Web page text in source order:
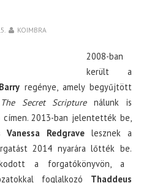
KOIMBRA
2008-ban
került a
regénye, amely begyűjtött
The Secret Scripturenálunk is
2013-ban jelentették be,
Vanessa Redgrave lesznek a
2014 nyarára lőtték be.
a forgatókönyvön, a
foglalkozó Thaddeus